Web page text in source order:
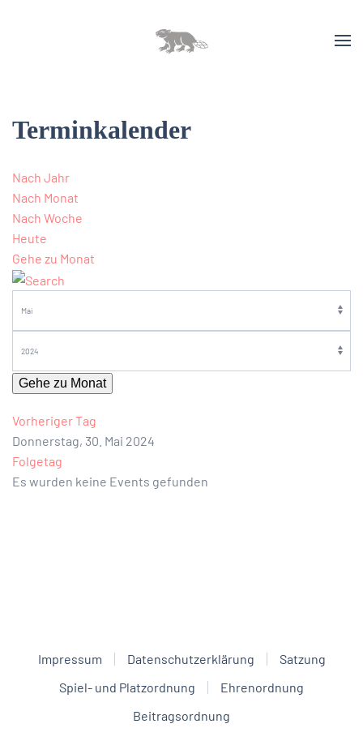
Terminkalender
Nach Jahr
Nach Monat
Nach Woche
Heute
Gehe zu Monat
Gehe zu Monat
Vorheriger Tag
Donnerstag, 30. Mai 2024
Folgetag
Es wurden keine Events gefunden
Impressum Datenschutzerklärung
Satzung
Spiel- und Platzordnung
Ehrenordnung
Beitragsordnung